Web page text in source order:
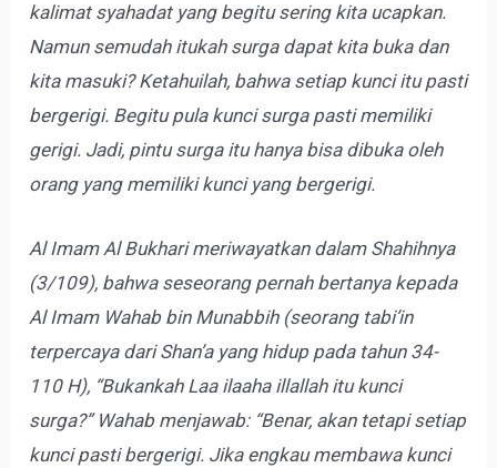
kalimat syahadat yang begitu sering kita ucapkan.
Namun semudah itukah surga dapat kita buka dan
kita masuki? Ketahuilah, bahwa setiap kunci itu pasti
bergerigi. Begitu pula kunci surga pasti memiliki
gerigi. Jadi, pintu surga itu hanya bisa dibuka oleh
orang yang memiliki kunci yang bergerigi.
Al Imam Al Bukhari meriwayatkan dalam Shahihnya
(3/109), bahwa seseorang pernah bertanya kepada
Al Imam Wahab bin Munabbih (seorang tabi’in
terpercaya dari Shan’a yang hidup pada tahun 34-
110 H), “Bukankah Laa ilaaha illallah itu kunci
surga?” Wahab menjawab: “Benar, akan tetapi setiap
kunci pasti bergerigi. Jika engkau membawa kunci